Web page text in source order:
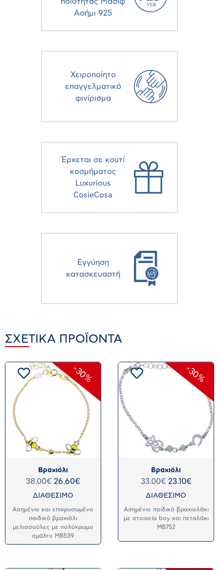
Ασήμι 925
Χειροποίητο
επαγγελματικό
φινίρισμα
Έρχεται σε κουτί
κοσμήματος
Luxurious
CosieCosa
Eγγύηση
κατασκευαστή
ΣΧΕΤΙΚΆ ΠΡΟΪΌΝΤΑ
Βραχιόλι
38.00€ 26.60€
-30%
ΔΙΑΘΕΣΙΜΟ
Ασημένιο και επιχρυσωμένο
παιδικό βραχιόλι
μελισσούλες με πολύχρωμο
σμάλτο MB539
Βραχιόλι
33.00€ 23.10€
-30%
ΔΙΑΘΕΣΙΜΟ
Ασημένιο παιδικό βραχιολάκι
με στοιχεία boy και πεταλάκι
MB752